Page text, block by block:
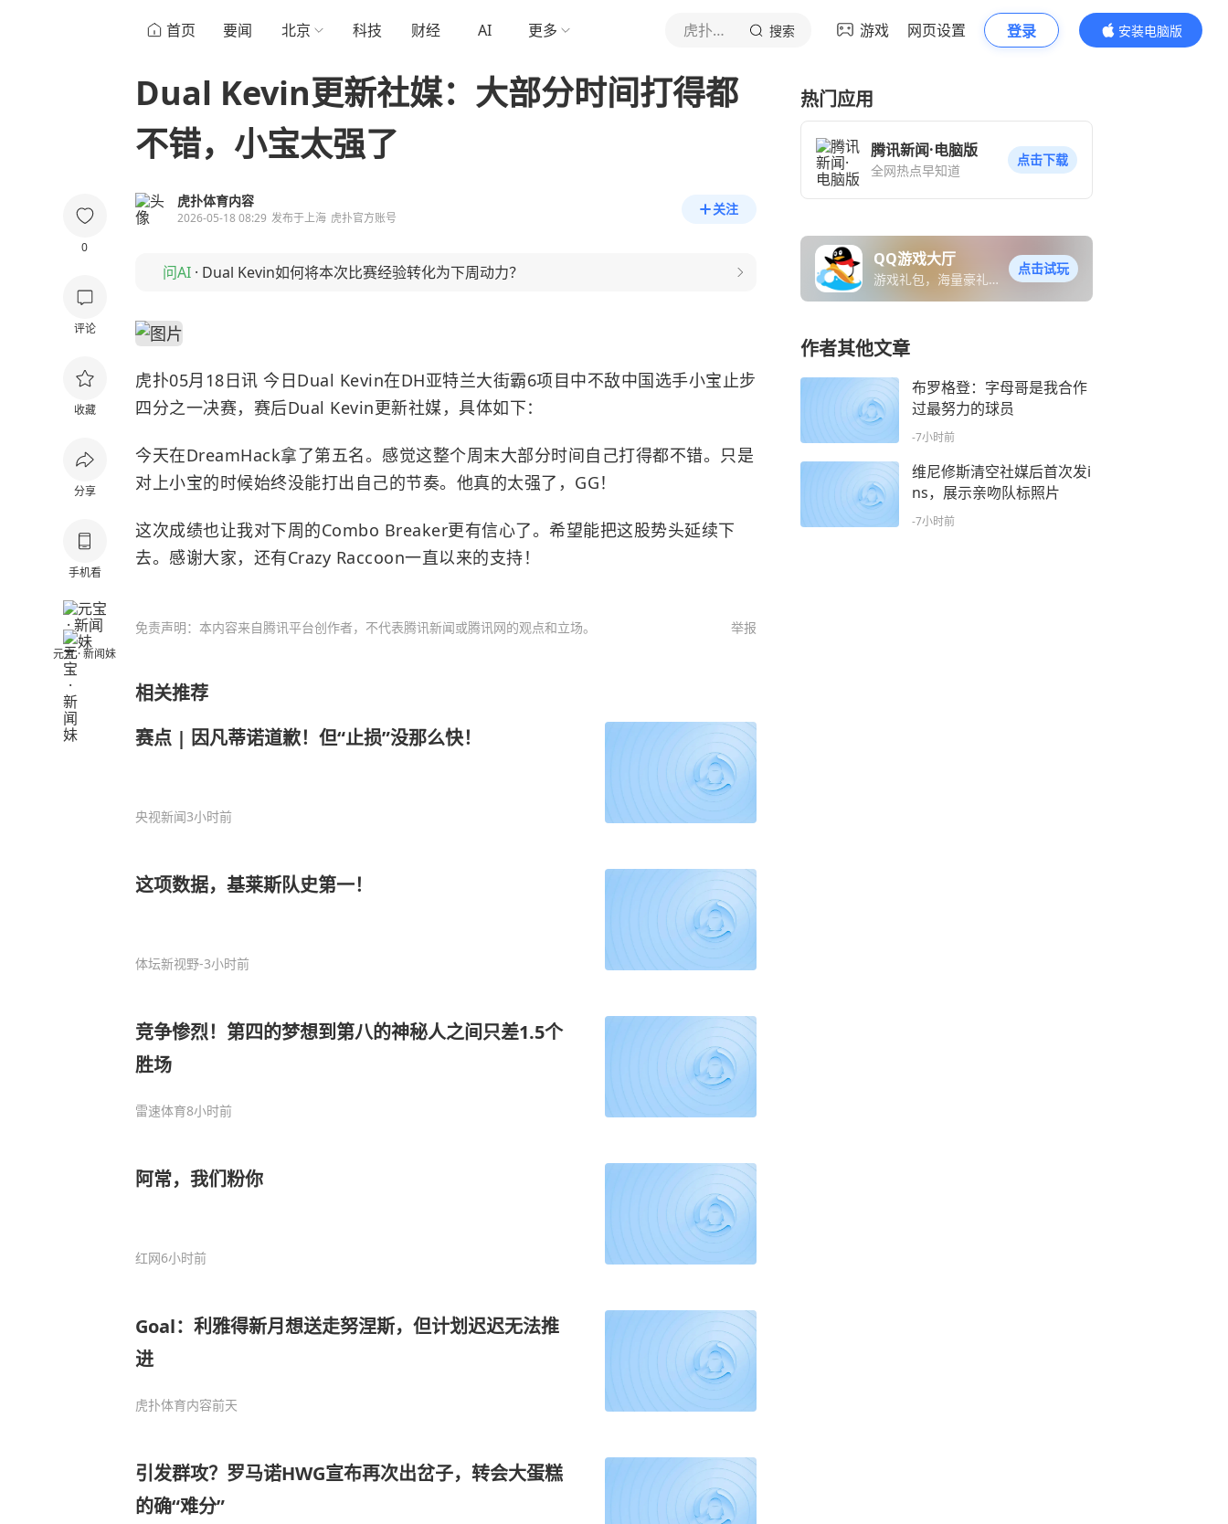
首页 要闻 北京 科技 财经 AI 更多 虎扑体育内容 搜索 游戏 网页设置 登录
安装电脑版
内容更精彩
0
评论
收藏
分享
手机看
元宝 · 新闻妹
Dual Kevin更新社媒：大部分时间打得都
不错，小宝太强了
虎扑体育内容
2026-05-18 08:29 发布于上海 虎扑官方账号
关注
问AI · Dual Kevin如何将本次比赛经验转化为下周动力？
虎扑05月18日讯 今日Dual Kevin在DH亚特兰大街霸6项目中不敌中国选手小宝止步
四分之一决赛，赛后Dual Kevin更新社媒，具体如下：
今天在DreamHack拿了第五名。感觉这整个周末大部分时间自己打得都不错。只是
对上小宝的时候始终没能打出自己的节奏。他真的太强了，GG！
这次成绩也让我对下周的Combo Breaker更有信心了。希望能把这股势头延续下
去。感谢大家，还有Crazy Raccoon一直以来的支持！
免责声明：本内容来自腾讯平台创作者，不代表腾讯新闻或腾讯网的观点和立场。 举报
相关推荐
赛点 | 因凡蒂诺道歉！但“止损”没那么快！
央视新闻3小时前
这项数据，基莱斯队史第一！
体坛新视野-3小时前
竞争惨烈！第四的梦想到第八的神秘人之间只差1.5个
胜场
雷速体育8小时前
阿常，我们粉你
红网6小时前
Goal：利雅得新月想送走努涅斯，但计划迟迟无法推
进
虎扑体育内容前天
引发群攻？罗马诺HWG宣布再次出岔子，转会大蛋糕
的确“难分”
热门应用
腾讯新闻·电脑版
全网热点早知道
点击下载
QQ游戏大厅
游戏礼包，海量豪礼免
点击试玩
作者其他文章
布罗格登：字母哥是我合作
过最努力的球员
-7小时前
维尼修斯清空社媒后首次发i
ns，展示亲吻队标照片
-7小时前